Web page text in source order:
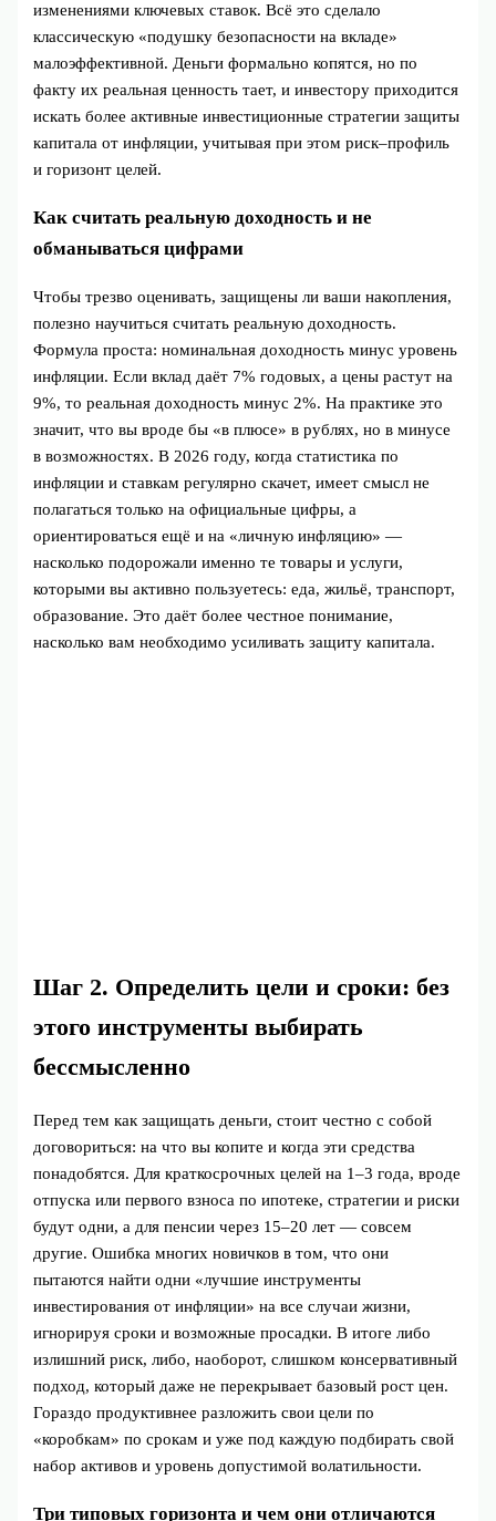
изменениями ключевых ставок. Всё это сделало
классическую «подушку безопасности на вкладе»
малоэффективной. Деньги формально копятся, но по
факту их реальная ценность тает, и инвестору приходится
искать более активные инвестиционные стратегии защиты
капитала от инфляции, учитывая при этом риск–профиль
и горизонт целей.
Как считать реальную доходность и не
обманываться цифрами
Чтобы трезво оценивать, защищены ли ваши накопления,
полезно научиться считать реальную доходность.
Формула проста: номинальная доходность минус уровень
инфляции. Если вклад даёт 7% годовых, а цены растут на
9%, то реальная доходность минус 2%. На практике это
значит, что вы вроде бы «в плюсе» в рублях, но в минусе
в возможностях. В 2026 году, когда статистика по
инфляции и ставкам регулярно скачет, имеет смысл не
полагаться только на официальные цифры, а
ориентироваться ещё и на «личную инфляцию» —
насколько подорожали именно те товары и услуги,
которыми вы активно пользуетесь: еда, жильё, транспорт,
образование. Это даёт более честное понимание,
насколько вам необходимо усиливать защиту капитала.
Шаг 2. Определить цели и сроки: без
этого инструменты выбирать
бессмысленно
Перед тем как защищать деньги, стоит честно с собой
договориться: на что вы копите и когда эти средства
понадобятся. Для краткосрочных целей на 1–3 года, вроде
отпуска или первого взноса по ипотеке, стратегии и риски
будут одни, а для пенсии через 15–20 лет — совсем
другие. Ошибка многих новичков в том, что они
пытаются найти одни «лучшие инструменты
инвестирования от инфляции» на все случаи жизни,
игнорируя сроки и возможные просадки. В итоге либо
излишний риск, либо, наоборот, слишком консервативный
подход, который даже не перекрывает базовый рост цен.
Гораздо продуктивнее разложить свои цели по
«коробкам» по срокам и уже под каждую подбирать свой
набор активов и уровень допустимой волатильности.
Три типовых горизонта и чем они отличаются